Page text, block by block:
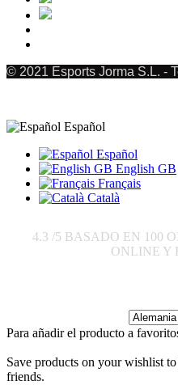
© 2021 Esports Jorma S.L. -
Español
Español
English GB
Français
Català
4.3 /5 BASADO EN 100
ONLINE Y
Para añadir el producto a
Save products on your wishlist
friends.